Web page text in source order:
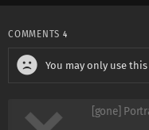
COMMENTS 4
You may only use
[gone]